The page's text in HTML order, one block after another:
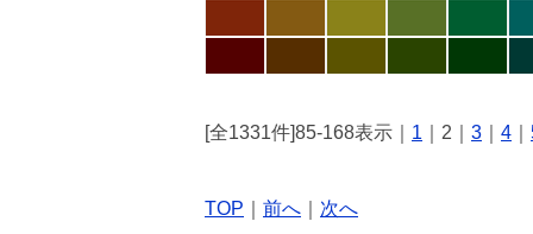
[全1331件]85-168表示｜ 1 ｜2｜ 3 4
TOP 前へ 次へ